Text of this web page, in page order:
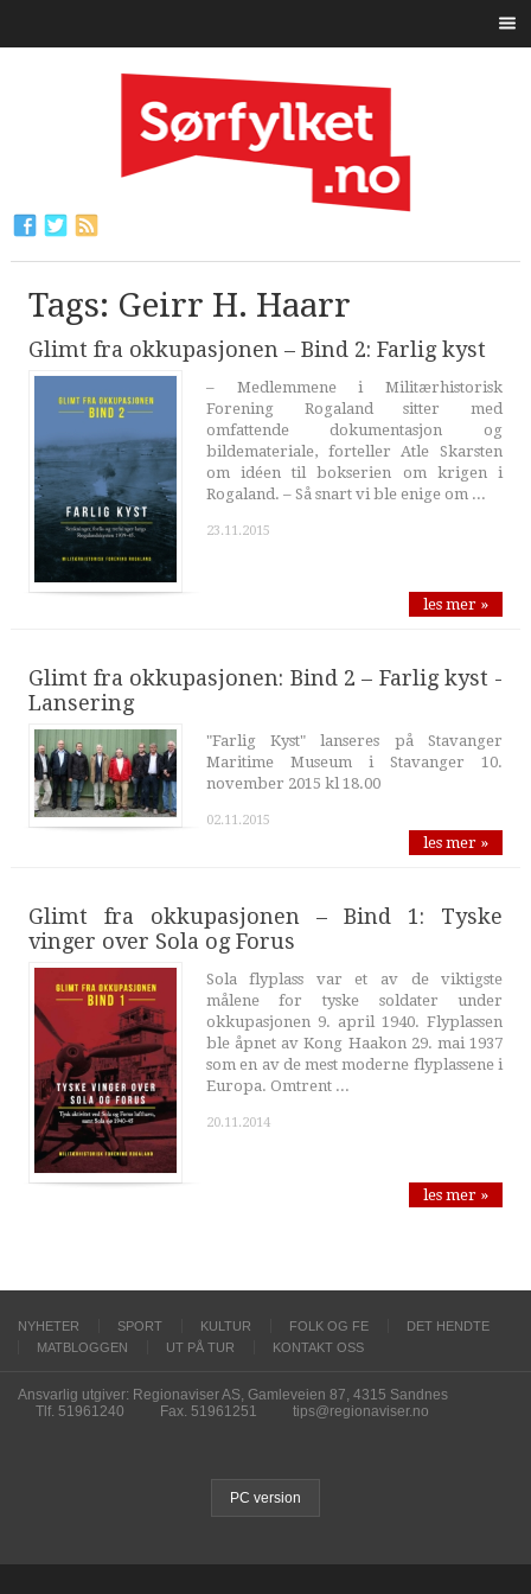
Tags: Geirr H. Haarr
Glimt fra okkupasjonen – Bind 2: Farlig kyst
– Medlemmene i Militærhistorisk
Forening Rogaland sitter med
omfattende dokumentasjon og
bildemateriale, forteller Atle Skarsten
om idéen til bokserien om krigen i
Rogaland. – Så snart vi ble enige om ...
23.11.2015
les mer »
Glimt fra okkupasjonen: Bind 2 – Farlig kyst -
Lansering
"Farlig Kyst" lanseres på Stavanger
Maritime Museum i Stavanger 10.
november 2015 kl 18.00
02.11.2015
les mer »
Glimt fra okkupasjonen – Bind 1: Tyske
vinger over Sola og Forus
Sola flyplass var et av de viktigste
målene for tyske soldater under
okkupasjonen 9. april 1940. Flyplassen
ble åpnet av Kong Haakon 29. mai 1937
som en av de mest moderne flyplassene i
Europa. Omtrent ...
20.11.2014
les mer »
NYHETER SPORT KULTUR FOLK OG FE
DET HENDTE
MATBLOGGEN
UT PÅ TUR KONTAKT OSS
Ansvarlig utgiver: Regionaviser AS, Gamleveien 87, 4315 Sandnes
Tlf. 51961240
Fax. 51961251 tips@regionaviser.no
PC version